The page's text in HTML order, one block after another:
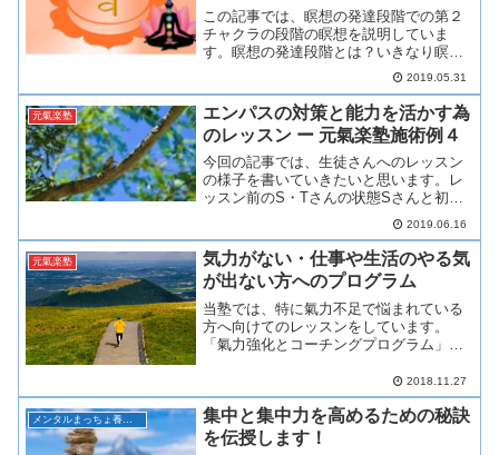
この記事では、瞑想の発達段階での第２
チャクラの段階の瞑想を説明していま
す。瞑想の発達段階とは？いきなり瞑想
に取り組んでも、上手く出来ない事が多
いものです。逆に、いきなり自分の許容
量よりも深い所に入ってしまい、いわゆ
る「魔境」に入ってしまった...
2019.05.31
元氣楽塾
エンパスの対策と能力を活かす為
のレッスン ー 元氣楽塾施術例４
今回の記事では、生徒さんへのレッスン
の様子を書いていきたいと思います。レ
ッスン前のS・Tさんの状態Sさんと初め
てお会いした時は、氣力も体力も少ない
状態でした。教室へ来るのがやっとと言
った感じで、表情も重く眉間にしわを寄
せ、難しい表情をしてい...
2019.06.16
元氣楽塾
気力がない・仕事や生活のやる気
が出ない方へのプログラム
当塾では、特に氣力不足で悩まれている
方へ向けてのレッスンをしています。
「氣力強化とコーチングプログラム」で
てのご説明です。氣力強化とコーチング
プログラムの目的氣力がなく、仕事だけ
で精いっぱいだったり、仕事...
2018.11.27
集中と集中力を高めるための秘訣
を伝授します！